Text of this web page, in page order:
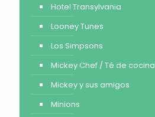
Hotel Transylvania
Looney Tunes
Los Simpsons
Mickey Chef / Té de cocina
Mickey y sus amigos
Minions